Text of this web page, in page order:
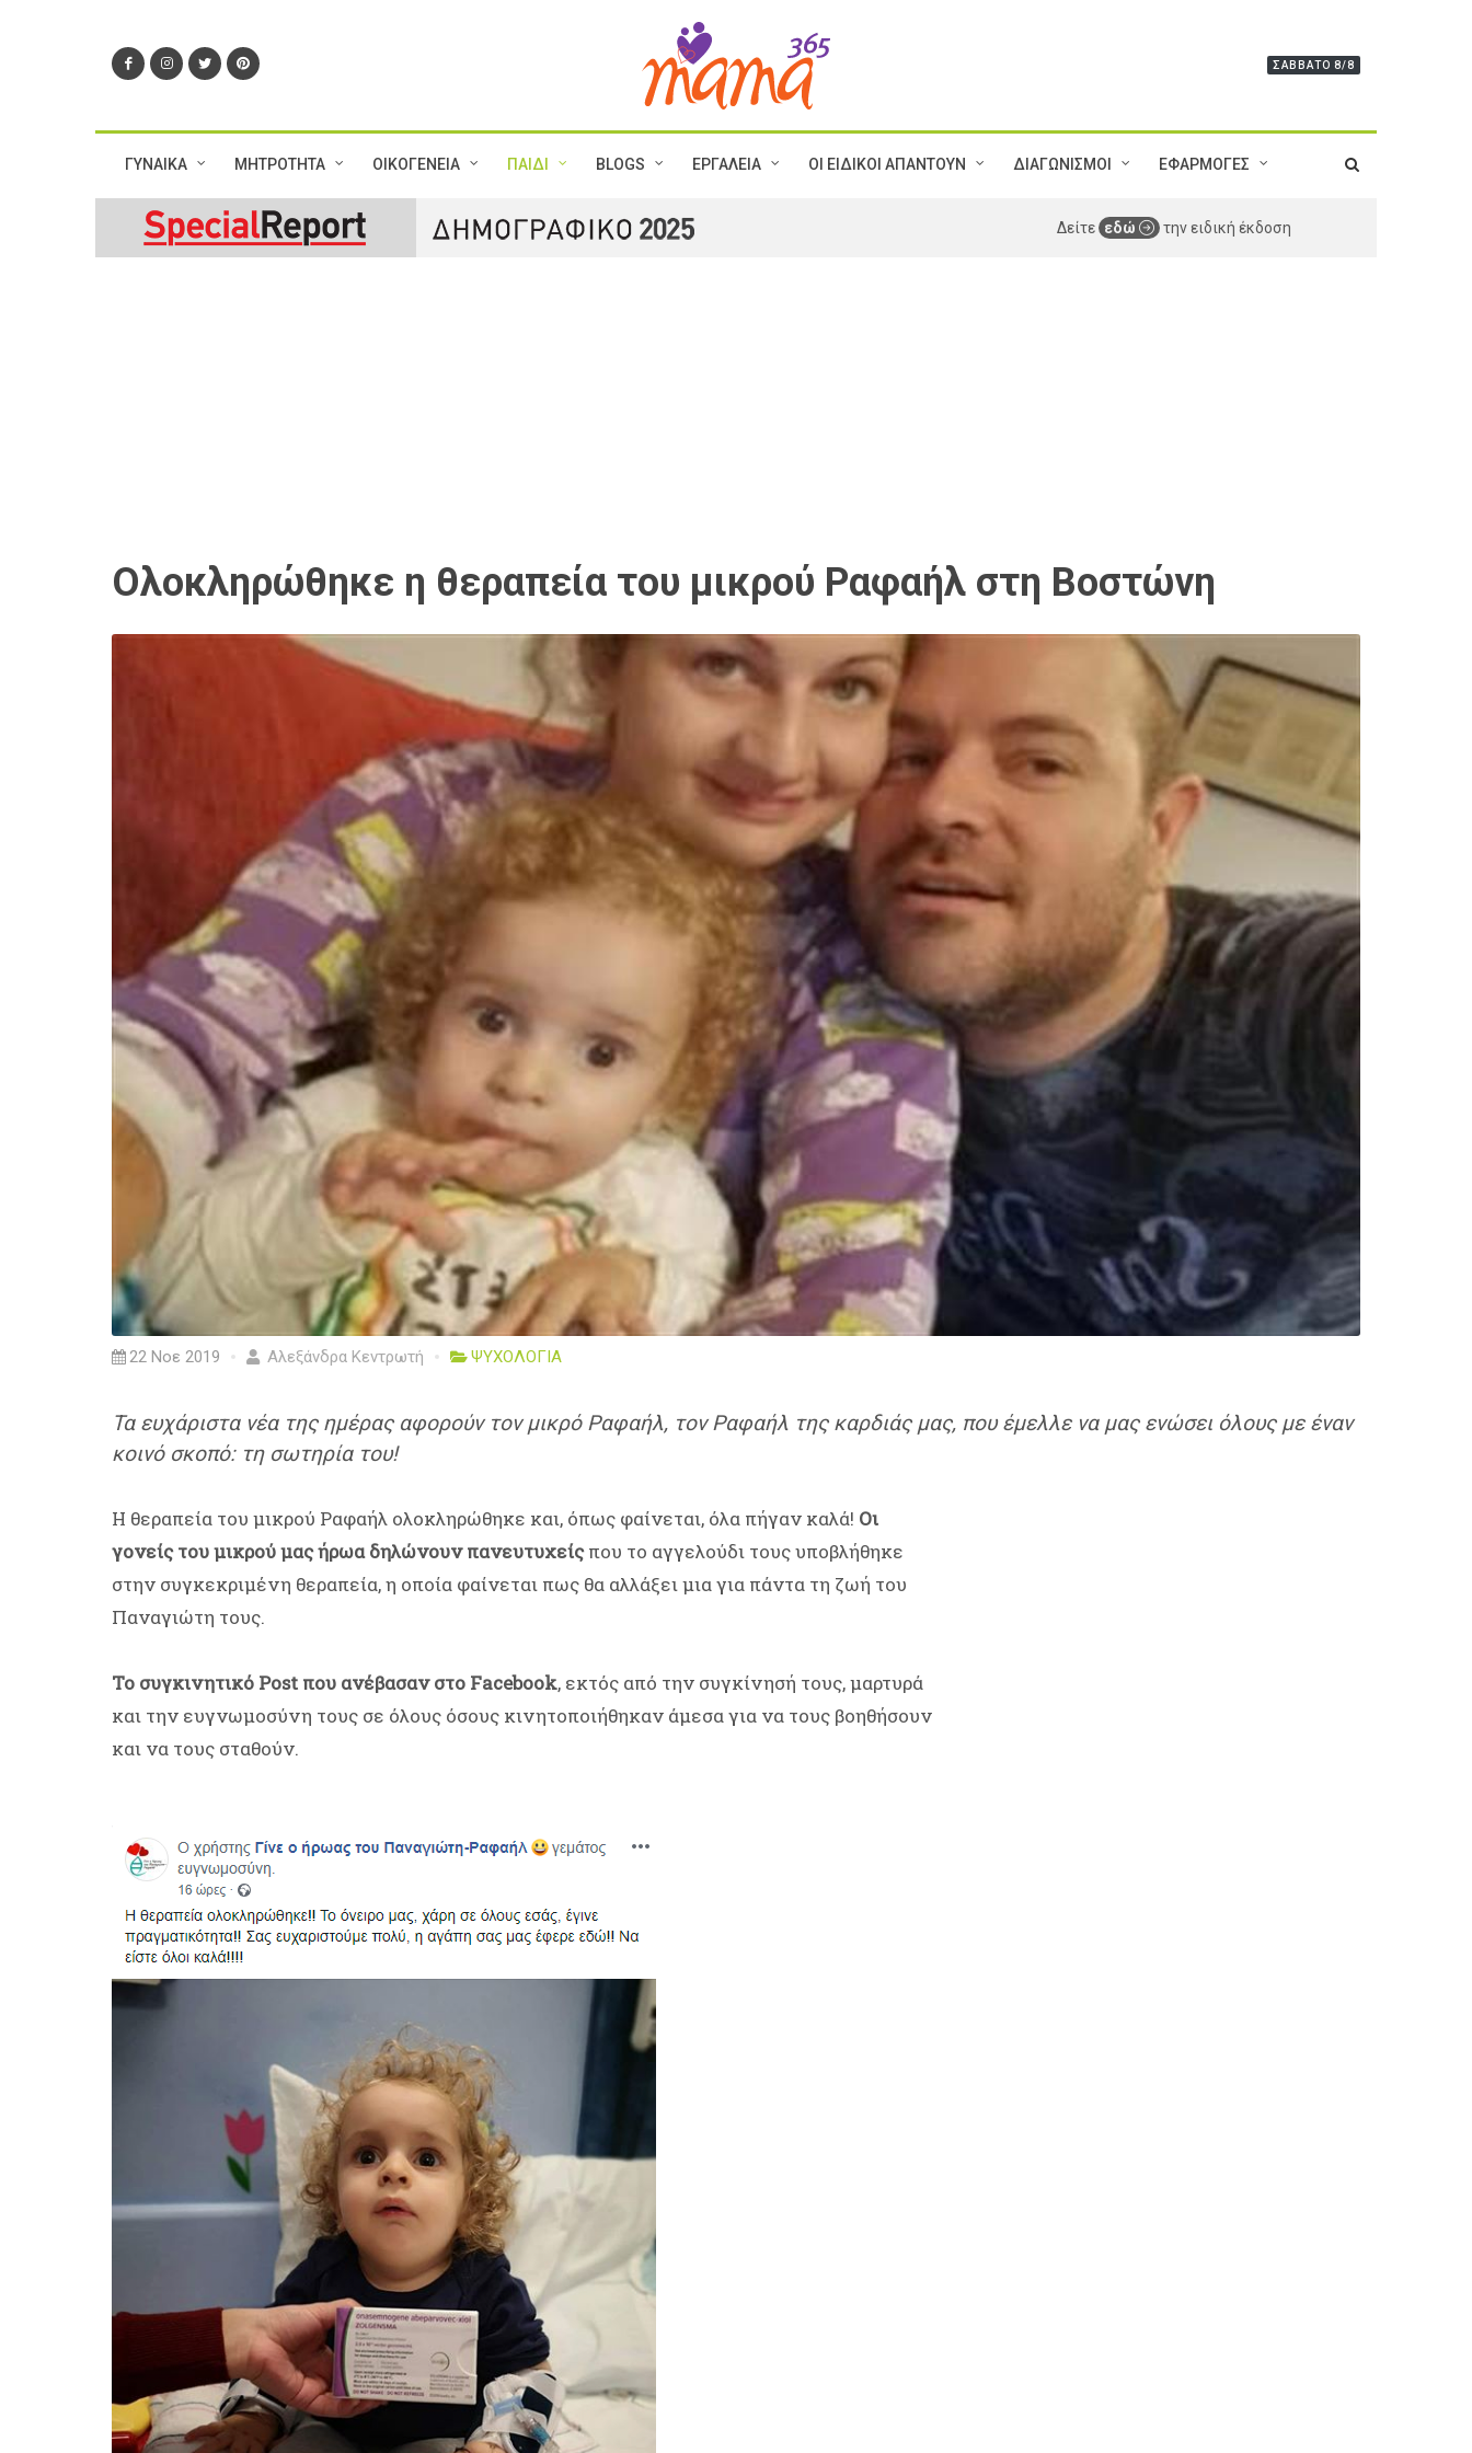
ΣΆΒΒΑΤΟ 8/8
ΓΥΝΑΙΚΑ ΜΗΤΡΟΤΗΤΑ ΟΙΚΟΓΕΝΕΙΑ ΠΑΙΔΙ BLOGS ΕΡΓΑΛΕΙΑ ΟΙ ΕΙΔΙΚΟΙ ΑΠΑΝΤΟΥΝ ΔΙΑΓΩΝΙΣΜΟΙ ΕΦΑΡΜΟΓΕΣ
Δείτε εδώ την ειδική έκδοση
Ολοκληρώθηκε η θεραπεία του μικρού Ραφαήλ στη Βοστώνη
22 Νοε 2019 Αλεξάνδρα Κεντρωτή ΨΥΧΟΛΟΓΙΑ
Τα ευχάριστα νέα της ημέρας αφορούν τον μικρό Ραφαήλ, τον Ραφαήλ της καρδιάς μας, που έμελλε να μας ενώσει όλους με έναν
κοινό σκοπό: τη σωτηρία του!
Η θεραπεία του μικρού Ραφαήλ ολοκληρώθηκε και, όπως φαίνεται, όλα πήγαν καλά! Οι
γονείς του μικρού μας ήρωα δηλώνουν πανευτυχείςπου το αγγελούδι τους υποβλήθηκε
στην συγκεκριμένη θεραπεία, η οποία φαίνεται πως θα αλλάξει μια για πάντα τη ζωή του
Παναγιώτη τους.
Το συγκινητικό Post που ανέβασαν στο Facebook, εκτός από την συγκίνησή τους, μαρτυρά
και την ευγνωμοσύνη τους σε όλους όσους κινητοποιήθηκαν άμεσα για να τους βοηθήσουν
και να τους σταθούν.